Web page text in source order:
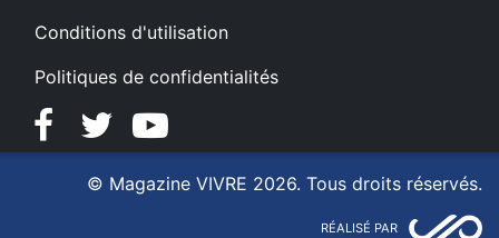
Conditions d'utilisation
Politiques de confidentialités
FacebookTwitterYouTube
© Magazine VIVRE 2026. Tous droits réservés.
RÉALISÉ PAR